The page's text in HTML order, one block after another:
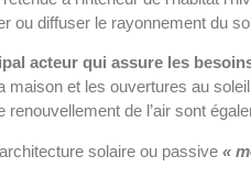
ou diffuser le rayonnement du
acteur qui assure les
maison et les ouvertures au
de l’air sont
solaire ou passive «